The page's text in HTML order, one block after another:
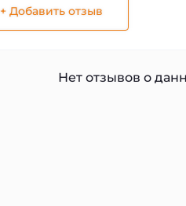
+ Добавить отзыв
Нет отзывов о